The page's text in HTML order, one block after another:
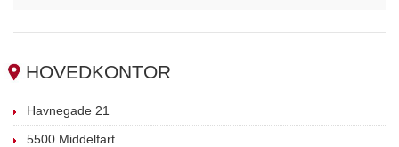
HOVEDKONTOR
Havnegade 21
5500 Middelfart